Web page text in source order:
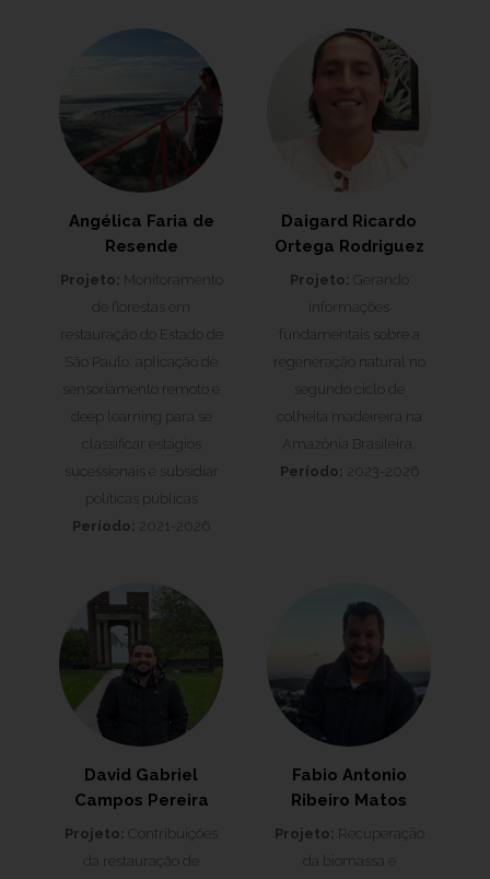
Angélica Faria de
Resende
Projeto: Monitoramento
de florestas em
restauração do Estado de
São Paulo: aplicação de
sensoriamento remoto e
deep learning para se
classificar estágios
sucessionais e subsidiar
políticas públicas
Período: 2021-2026
Daigard Ricardo
Ortega Rodriguez
Projeto: Gerando
informações
fundamentais sobre a
regeneração natural no
segundo ciclo de
colheita madeireira na
Amazônia Brasileira.
Período: 2023-2026
David Gabriel
Campos Pereira
Projeto: Contribuições
da restauração de
Fabio Antonio
Ribeiro Matos
Projeto: Recuperaçāo
da biomassa e